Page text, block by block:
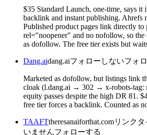
$35 Standard Launch, one-time, says it
backlink and instant publishing. Ahrefs
Published product pages link directly to
rel="noopener" and no nofollow, so the
as dofollow. The free tier exists but
Dang.aidang.aiフォローしないフォ
Marketed as dofollow, but listings link
cloak (l.dang.ai → 302 → x-robots-tag:
equity passes despite the high DR 81.
free tier forces a backlink. Counted as
TAAFTtheresanaiforthat.comリンク
いませんフォローする